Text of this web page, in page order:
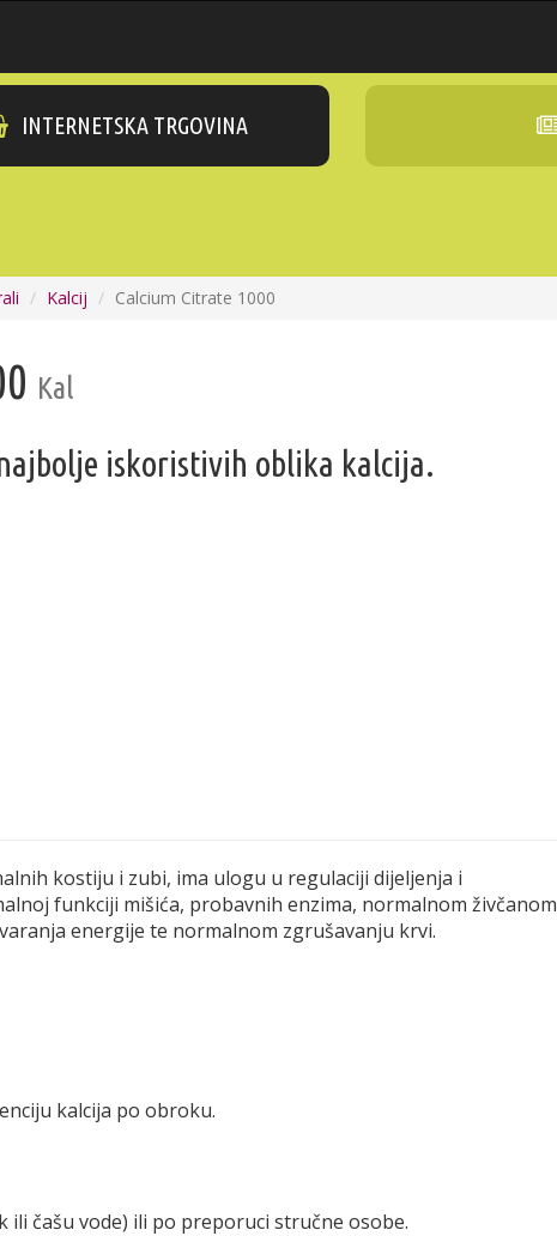
INTERNETSKA TRGOVINA
Kalcij Calcium Citrate 1000
Kal
iskoristivih oblika kalcija.
kostiju i zubi, ima ulogu u regulaciji dijeljenja i
funkciji mišića, probavnih enzima, normalnom živčanom
energije te normalnom zgrušavanju krvi.
kalcija po obroku.
ili čašu vode) ili po preporuci stručne osobe.